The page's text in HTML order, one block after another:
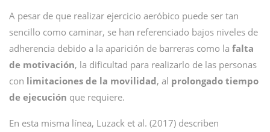
A pesar de que realizar ejercicio aeróbico puede ser tan
sencillo como caminar, se han referenciado bajos niveles de
adherencia debido a la aparición de barreras como la falta
de motivación, la dificultad para realizarlo de las personas
con limitaciones de la movilidad, al prolongado tiempo
de ejecución que requiere.
En esta misma línea, Luzack et al. (2017) describen